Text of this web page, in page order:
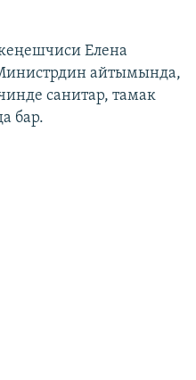
Елена
айтымында,
санитар, тамак
бар.